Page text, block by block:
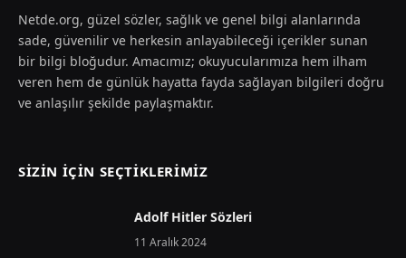
Netde.org, güzel sözler, sağlık ve genel bilgi alanlarında
sade, güvenilir ve herkesin anlayabileceği içerikler sunan
bir bilgi bloğudur. Amacımız; okuyucularımıza hem ilham
veren hem de günlük hayatta fayda sağlayan bilgileri doğru
ve anlaşılır şekilde paylaşmaktır.
SIZIN İÇIN SEÇTIKLERIMIZ
Adolf Hitler Sözleri
11 Aralık 2024